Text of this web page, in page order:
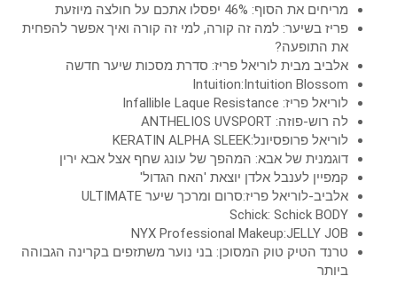
מריחים את הסוף: 46% יפסלו אתכם על חולצה מיוזעת
פריז בשיער: למה זה קורה, למי זה קורה ואיך אפשר להפחית
את התופעה?
אלביב מבית לוריאל פריז: סדרת מסכות שיער חדשה
Intuition:Intuition Blossom
לוריאל פריז: Infallible Laque Resistance
לה רוש-פוזה: ANTHELIOS UVSPORT
לוריאל פרופסיונל:KERATIN ALPHA SLEEK
דוגמנית של אבא: המהפך של עונג שחף אצל אבא ירין
קמפיין לענבל אלדן יוצאת 'האח הגדול'
אלביב-לוריאל פריז:סרום ומרכך שיער ULTIMATE
Schick: Schick BODY
NYX Professional Makeup:JELLY JOB
טרנד הטיק טוק המסוכן: בני נוער משתזפים בקרינה הגבוהה
ביותר